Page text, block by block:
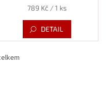
Měrná
789 Kč / 1 ks
DETAIL